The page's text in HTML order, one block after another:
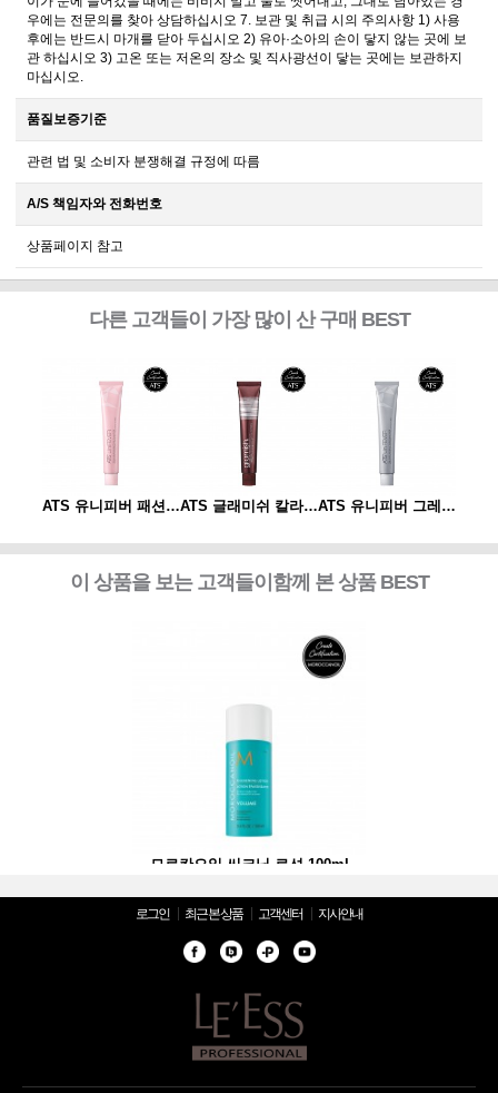
우에는 전문의를 찾아 상담하십시오 7. 보관 및 취급 시의 주의사항 1) 사용
후에는 반드시 마개를 닫아 두십시오 2) 유아·소아의 손이 닿지 않는 곳에 보
관 하십시오 3) 고온 또는 저온의 장소 및 직사광선이 닿는 곳에는 보관하지
마십시오.
품질보증기준
관련 법 및 소비자 분쟁해결 규정에 따름
A/S 책임자와 전화번호
상품페이지 참고
다른 고객들이 가장 많이 산 구매 BEST
ATS 유니피버 패션 컬러 80g ATS 글래미쉬 칼라 80g ATS 유니피버 그레이 컬러 80g
이 상품을 보는 고객들이함께 본 상품 BEST
모로칸오일 씨크닝 로션 100ml
로그인 최근 본 상품 고객센터 지사안내